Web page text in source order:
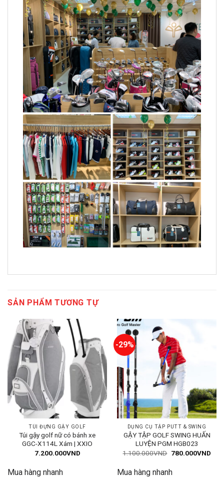
SẢN PHẨM TƯƠNG TỰ
TÚI ĐỰNG GẬY GOLF
Túi gậy golf nữ có bánh xe
GGC-X114L Xám | XXIO
7.200.000VND
Mua hàng nhanh
-29%
DỤNG CỤ TẬP PUTT & SWING
GẬY TẬP GOLF SWING HUẤN
LUYỆN PGM HGB023
1.100.000VND Giá
1.100.000VND.
780.000VNDGiá
Mua hàng nhanh